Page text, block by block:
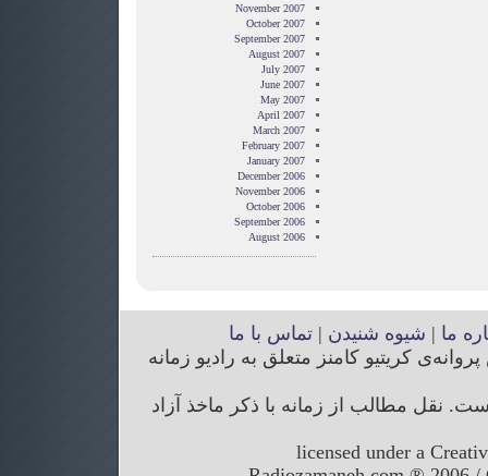
November 2007
October 2007
September 2007
August 2007
July 2007
June 2007
May 2007
April 2007
March 2007
February 2007
January 2007
December 2006
November 2006
October 2006
September 2006
August 2006
ما | شیوه شنیدن |تماس با ما
کریتیو کامنز متعلق به رادیو زمانه
نقل مطالب از زمانه با ذکر ماخذ آزاد
licensed under a